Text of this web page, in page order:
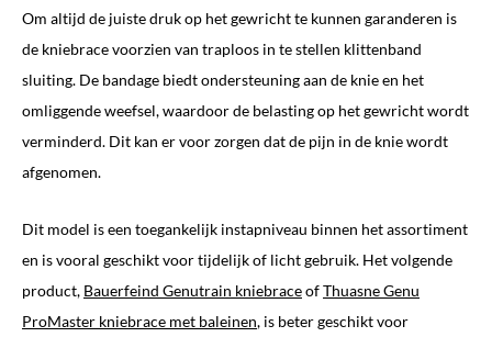
Om altijd de juiste druk op het gewricht te kunnen garanderen is
de kniebrace voorzien van traploos in te stellen klittenband
sluiting. De bandage biedt ondersteuning aan de knie en het
omliggende weefsel, waardoor de belasting op het gewricht wordt
verminderd. Dit kan er voor zorgen dat de pijn in de knie wordt
afgenomen.
Dit model is een toegankelijk instapniveau binnen het assortiment
en is vooral geschikt voor tijdelijk of licht gebruik. Het volgende
product, Bauerfeind Genutrain kniebraceofThuasne Genu
ProMaster kniebrace met baleinen, is beter geschikt voor